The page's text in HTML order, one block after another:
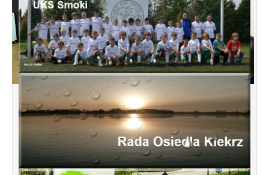
Spotkanie informacyjne w sprawie
budowy ulic Łebska, Łagowska,
Kociewska, Żukowska